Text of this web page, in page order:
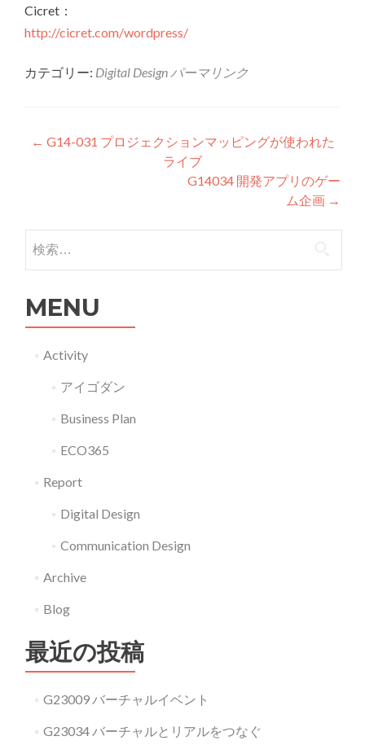
Cicret：
http://cicret.com/wordpress/
カテゴリー: Digital Design パーマリンク
投稿ナビゲーション
← G14-031 プロジェクションマッピングが使われた
ライブ
G14034 開発アプリのゲー
ム企画 →
検索:
MENU
Activity
アイゴダン
Business Plan
ECO365
Report
Digital Design
Communication Design
Archive
Blog
最近の投稿
G23009 バーチャルイベント
G23034 バーチャルとリアルをつなぐ